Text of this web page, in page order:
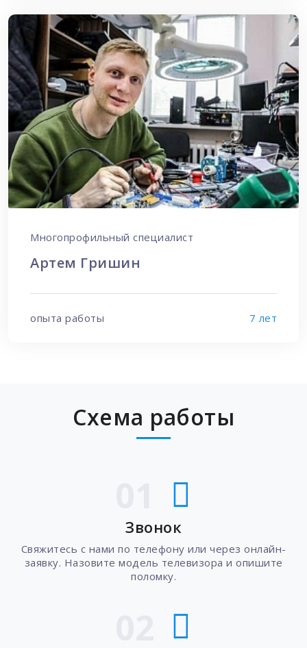
Многопрофильный специалист
Артем Гришин
опыта работы 7 лет
Схема работы
Звонок
Свяжитесь с нами по телефону или через онлайн-
заявку. Назовите модель телевизора и опишите
поломку.